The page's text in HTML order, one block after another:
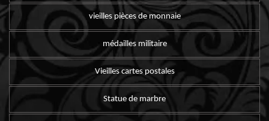
vieilles pièces de monnaie
médailles militaire
Vieilles cartes postales
Statue de marbre